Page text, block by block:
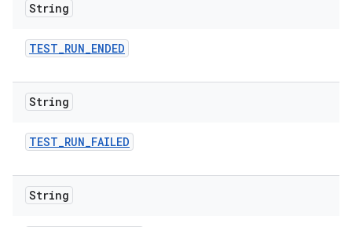
String
TEST_RUN_ENDED
String
TEST_RUN_FAILED
String